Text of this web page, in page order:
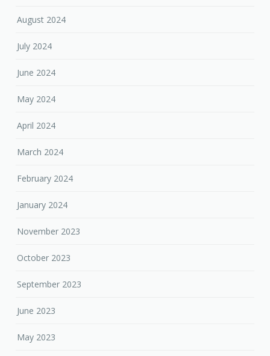
August 2024
July 2024
June 2024
May 2024
April 2024
March 2024
February 2024
January 2024
November 2023
October 2023
September 2023
June 2023
May 2023